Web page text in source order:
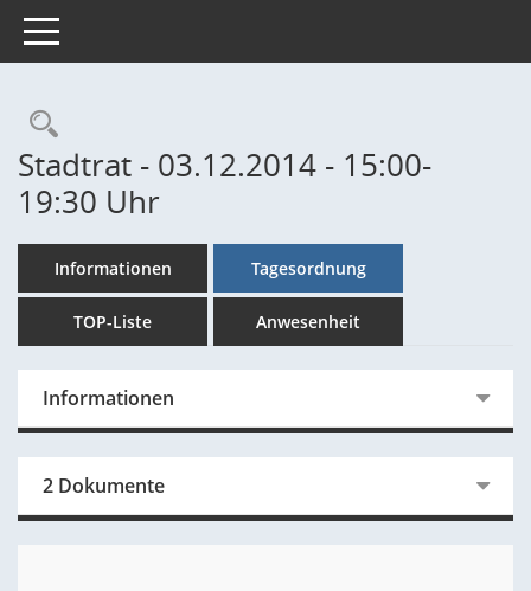
Toggle navigation
Rechercheauswahl
Stadtrat - 03.12.2014 - 15:00-
19:30 Uhr
Informationen Tagesordnung
TOP-Liste Anwesenheit
Informationen
2 Dokumente